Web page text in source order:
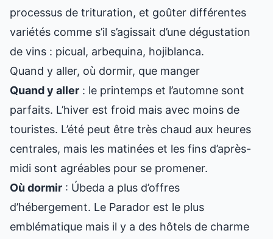
processus de trituration, et goûter différentes
variétés comme s’il s’agissait d’une dégustation
de vins : picual, arbequina, hojiblanca.
Quand y aller, où dormir, que manger
Quand y aller : le printemps et l’automne sont
parfaits. L’hiver est froid mais avec moins de
touristes. L’été peut être très chaud aux heures
centrales, mais les matinées et les fins d’après-
midi sont agréables pour se promener.
Où dormir : Úbeda a plus d’offres
d’hébergement. Le Parador est le plus
emblématique mais il y a des hôtels de charme